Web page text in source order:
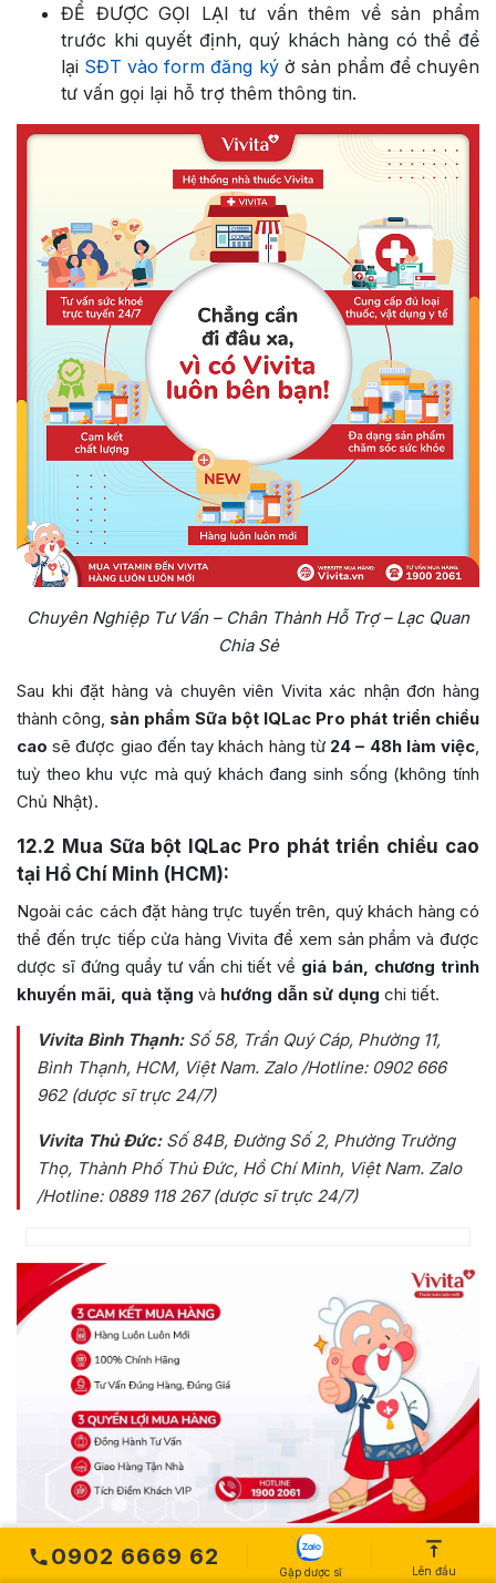
ĐỂ ĐƯỢC GỌI LẠI tư vấn thêm về sản phẩm
trước khi quyết định, quý khách hàng có thể để
lại SĐT vào form đăng kýở sản phẩm để chuyên
tư vấn gọi lại hỗ trợ thêm thông tin.
Chuyên Nghiệp Tư Vấn – Chân Thành Hỗ Trợ – Lạc Quan
Chia Sẻ
Sau khi đặt hàng và chuyên viên Vivita xác nhận đơn hàng
thành công, sản phẩm Sữa bột IQLac Pro phát triển chiều
cao sẽ được giao đến tay khách hàng từ 24 – 48h làm việc,
tuỳ theo khu vực mà quý khách đang sinh sống (không tính
Chủ Nhật).
12.2 Mua Sữa bột IQLac Pro phát triển chiều cao
tại Hồ Chí Minh (HCM):
Ngoài các cách đặt hàng trực tuyến trên, quý khách hàng có
thể đến trực tiếp cửa hàng Vivita để xem sản phẩm và được
dược sĩ đứng quầy tư vấn chi tiết về giá bán, chương trình
khuyến mãi, quà tặng và hướng dẫn sử dụng chi tiết.
Vivita Bình Thạnh:Số 58, Trần Quý Cáp, Phường 11,
Bình Thạnh, HCM, Việt Nam. Zalo /Hotline: 0902 666
962 (dược sĩ trực 24/7)
Vivita Thủ Đức:Số 84B, Đường Số 2, Phường Trường
Thọ, Thành Phố Thủ Đức, Hồ Chí Minh, Việt Nam. Zalo
/Hotline: 0889 118 267 (dược sĩ trực 24/7)
Sữa bột IQLac Pro phát triển chiều cao có bán ở hiệu
0902 6669 62
Gặp dược sĩ Lên đầu